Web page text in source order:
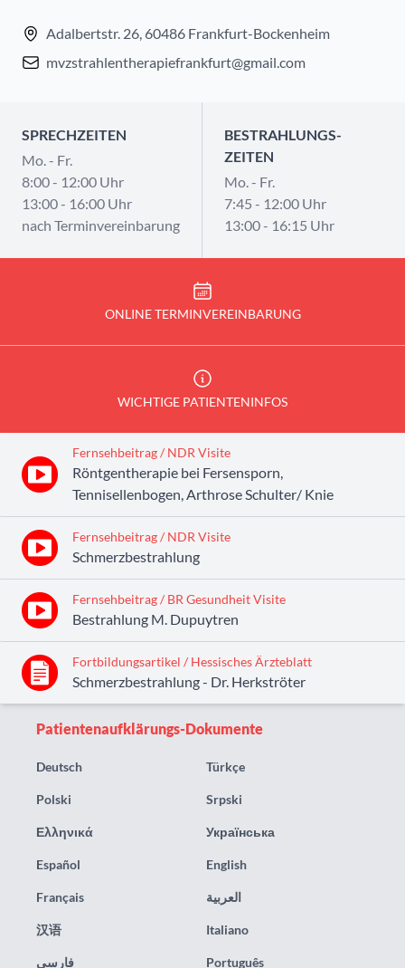
Adalbertstr. 26, 60486 Frankfurt-Bockenheim
mvzstrahlentherapiefrankfurt@gmail.com
SPRECH­ZEITEN
Mo. - Fr.
8:00 - 12:00 Uhr
13:00 - 16:00 Uhr
nach Terminvereinbarung
BESTRAHLUNGS­
ZEITEN
Mo. - Fr.
7:45 - 12:00 Uhr
13:00 - 16:15 Uhr
ONLINE TERMINVEREINBARUNG
WICHTIGE PATIENTENINFOS
Fernsehbeitrag / NDR Visite
Röntgentherapie bei Fersensporn,
Tennisellenbogen, Arthrose Schulter/ Knie
Fernsehbeitrag / NDR Visite
Schmerzbestrahlung
Fernsehbeitrag / BR Gesundheit Visite
Bestrahlung M. Dupuytren
Fortbildungsartikel / Hessisches Ärzteblatt
Schmerzbestrahlung - Dr. Herkströter
Patientenaufklärungs-Dokumente
Deutsch Türkçe
Polski Srpski
Ελληνικά Українська
Español English
Français العربية
汉语 Italiano
فارسی Português